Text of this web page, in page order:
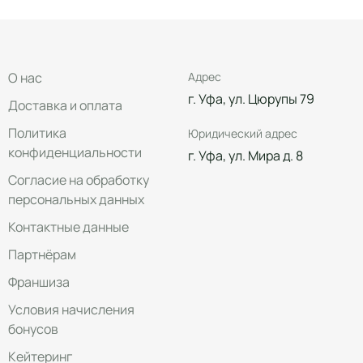
О нас
Доставка и оплата
Политика
конфиденциальности
Согласие на обработку
персональных данных
Контактные данные
Партнёрам
Франшиза
Условия начисления
бонусов
Кейтеринг
Адрес
г. Уфа, ул. Цюрупы 79
Юридический адрес
г. Уфа, ул. Мира д. 8